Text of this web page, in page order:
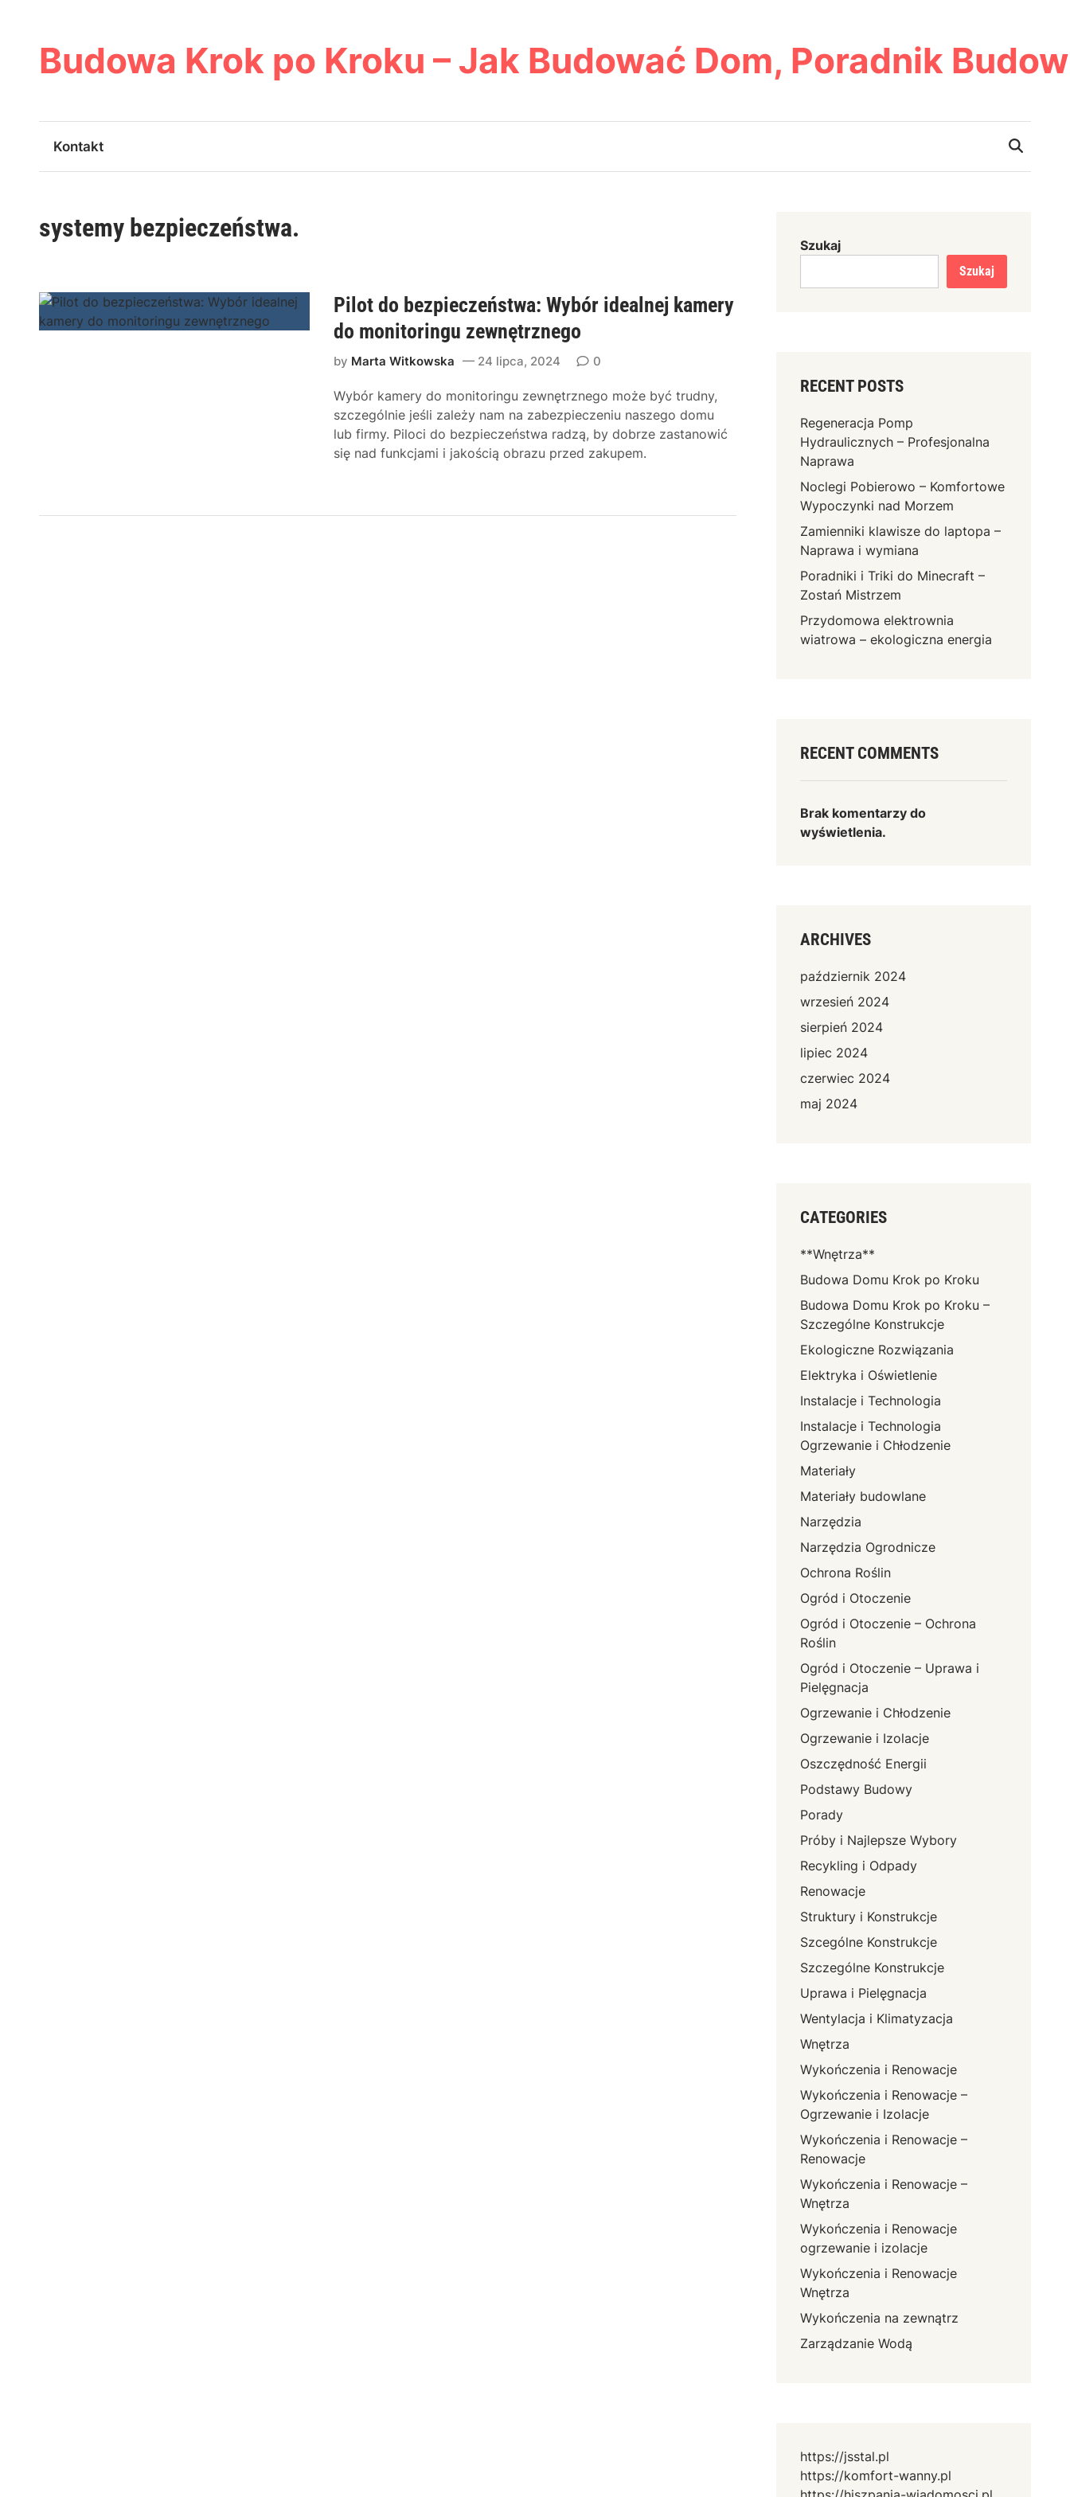
contentBudowa Krok po Kroku – Jak Budować Dom, Poradnik
Kontakt
systemy bezpieczeństwa.
Pilot do bezpieczeństwa: Wybór idealnej kamery
do monitoringu zewnętrznego
by Marta Witkowska 24 lipca, 2024 0
Wybór kamery do monitoringu zewnętrznego może być trudny,
szczególnie jeśli zależy nam na zabezpieczeniu naszego domu
lub firmy. Piloci do bezpieczeństwa radzą, by dobrze zastanowić
się nad funkcjami i jakością obrazu przed zakupem.
Szukaj
Szukaj
RECENT POSTS
Regeneracja Pomp
Hydraulicznych – Profesjonalna
Naprawa
Noclegi Pobierowo – Komfortowe
Wypoczynki nad Morzem
Zamienniki klawisze do laptopa –
Naprawa i wymiana
Poradniki i Triki do Minecraft –
Zostań Mistrzem
Przydomowa elektrownia
wiatrowa – ekologiczna energia
RECENT COMMENTS
Brak komentarzy do
wyświetlenia.
ARCHIVES
październik 2024
wrzesień 2024
sierpień 2024
lipiec 2024
czerwiec 2024
maj 2024
CATEGORIES
**Wnętrza**
Budowa Domu Krok po Kroku
Budowa Domu Krok po Kroku –
Szczególne Konstrukcje
Ekologiczne Rozwiązania
Elektryka i Oświetlenie
Instalacje i Technologia
Instalacje i Technologia
Ogrzewanie i Chłodzenie
Materiały
Materiały budowlane
Narzędzia
Narzędzia Ogrodnicze
Ochrona Roślin
Ogród i Otoczenie
Ogród i Otoczenie – Ochrona
Roślin
Ogród i Otoczenie – Uprawa i
Pielęgnacja
Ogrzewanie i Chłodzenie
Ogrzewanie i Izolacje
Oszczędność Energii
Podstawy Budowy
Porady
Próby i Najlepsze Wybory
Recykling i Odpady
Renowacje
Struktury i Konstrukcje
Szcególne Konstrukcje
Szczególne Konstrukcje
Uprawa i Pielęgnacja
Wentylacja i Klimatyzacja
Wnętrza
Wykończenia i Renowacje
Wykończenia i Renowacje –
Ogrzewanie i Izolacje
Wykończenia i Renowacje –
Renowacje
Wykończenia i Renowacje –
Wnętrza
Wykończenia i Renowacje
ogrzewanie i izolacje
Wykończenia i Renowacje
Wnętrza
Wykończenia na zewnątrz
Zarządzanie Wodą
https://jsstal.pl
https://komfort-wanny.pl